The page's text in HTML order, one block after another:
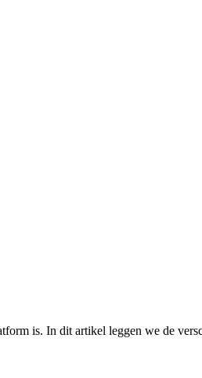
is. In dit artikel leggen we de